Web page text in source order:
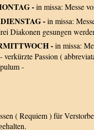
-in missa: Messe
-in missa:
Diakonen gesungen
-in missa:
verkürzte Passion (
-
( Requiem ) für